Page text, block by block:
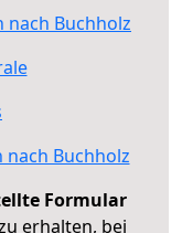
nach Buchholz
Buchholz
Formular
erhalten, bei